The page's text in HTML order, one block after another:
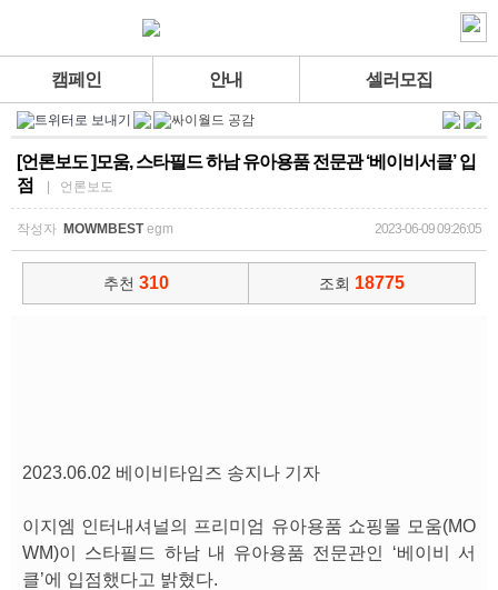
캠페인 안내 셀러모집
[언론보도 ]모움, 스타필드 하남 유아용품 전문관 ‘베이비서클’ 입
점
| 언론보도
작성자 MOWMBESTegm 2023-06-09 09:26:05
추천 310 조회 18775
2023.06.02 베이비타임즈 송지나 기자
이지엠 인터내셔널의 프리미엄 유아용품 쇼핑몰 모움(MO
WM)이 스타필드 하남 내 유아용품 전문관인 ‘베이비 서
클’에 입점했다고 밝혔다.